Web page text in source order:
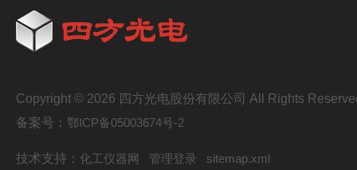
Copyright © 2026 四方光电股份有限公司 All Rights
备案号： 鄂ICP备05003674号-2
技术支持： 化工仪器网 管理登录 sitemap.xml